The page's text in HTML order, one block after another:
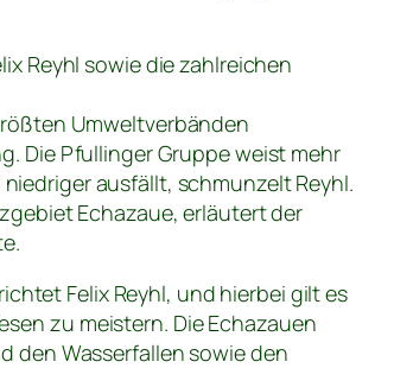
Reyhl sowie die zahlreichen
Umweltverbänden
Die Pfullinger Gruppe weist mehr
ausfällt, schmunzelt Reyhl.
Echazaue, erläutert der
Felix Reyhl, und hierbei gilt es
zu meistern. Die Echazauen
den Wasserfallen sowie den